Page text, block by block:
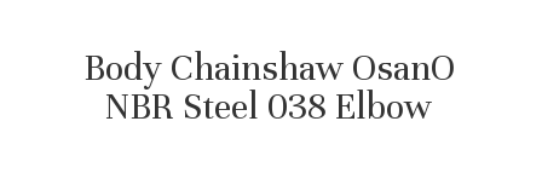
Body Chainshaw OsanO
NBR Steel 038 Elbow